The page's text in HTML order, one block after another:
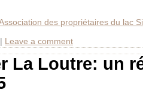
des propriétaires du lac
| Leave a comment
La Loutre: un